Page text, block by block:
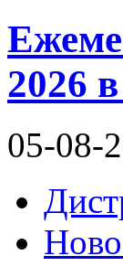
2026
05-08-